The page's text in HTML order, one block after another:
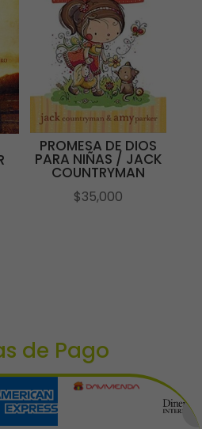
PROMESA DE DIOS
PARA NIÑAS / JACK
COUNTRYMAN
$35,000
de Pago